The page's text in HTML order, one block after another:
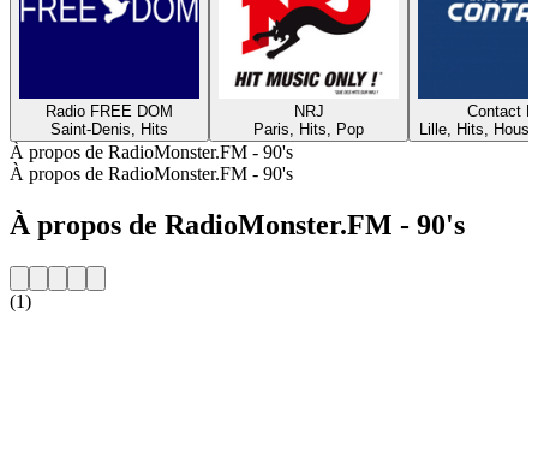
Radio FREE DOM
Saint-Denis, Hits
NRJ
Paris, Hits, Pop
Contact
Lille, Hits,
À propos de RadioMonster.FM - 90's
À propos de RadioMonster.FM - 90's
À propos de RadioMonster.FM - 90's
(1)